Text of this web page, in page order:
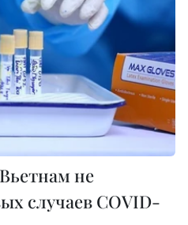
не
случаев COVID-